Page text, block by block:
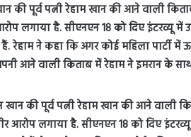
की पूर्व पत्नी रेहाम खान की आने वाली
लगाया है. सीएनएन 18 को दिए इंटरव्यू में
ने कहा कि अगर कोई महिला पार्टी में
आने वाली किताब में रेहाम ने इमरान के